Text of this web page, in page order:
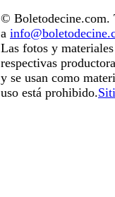
© Boletodecine.com.
a
Las fotos y
respectivas
y se usan como
uso está prohibido.